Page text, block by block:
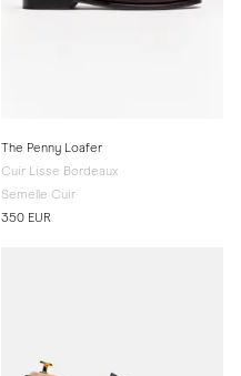
The Penny Loafer
Cuir Lisse Bordeaux
Semelle Cuir
350 EUR